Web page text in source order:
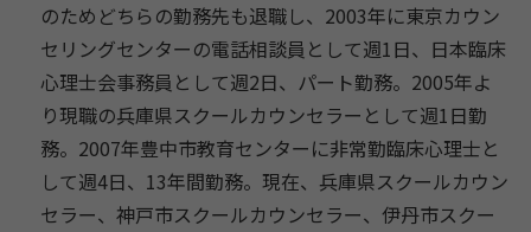
のためどちらの勤務先も退職し、2003年に東京カウン
セリングセンターの電話相談員として週1日、日本臨床
心理士会事務員として週2日、パート勤務。2005年よ
り現職の兵庫県スクールカウンセラーとして週1日勤
務。2007年豊中市教育センターに非常勤臨床心理士と
して週4日、13年間勤務。現在、兵庫県スクールカウン
セラー、神戸市スクールカウンセラー、伊丹市スクー